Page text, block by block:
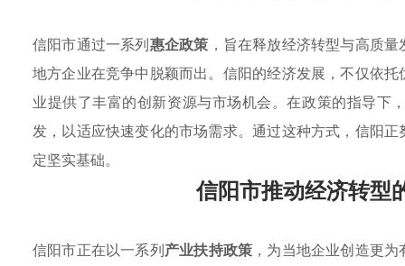
信阳市通过一系列惠企政策 ，旨在释放经济转型与高质
地方企业在竞争中脱颖而出。信阳的经济发展，不仅依
业提供了丰富的创新资源与市场机会。在政策的指导下
发，以适应快速变化的市场需求。通过这种方式，信阳
定坚实基础。
信阳市推动经济转型
信阳市正在以一系列产业扶持政策 ，为当地企业创造更